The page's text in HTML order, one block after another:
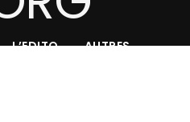
L’EDITO AUTRES